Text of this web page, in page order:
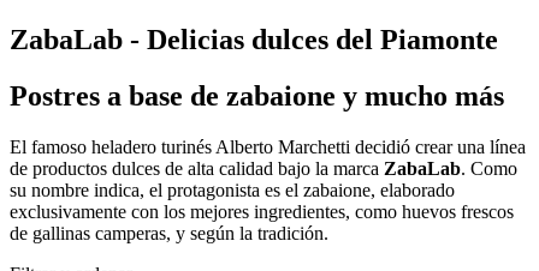
ZabaLab - Delicias dulces del Piamonte
Postres a base de zabaione y mucho más
El famoso heladero turinés Alberto Marchetti decidió crear una línea
de productos dulces de alta calidad bajo la marca ZabaLab. Como
su nombre indica, el protagonista es el zabaione, elaborado
exclusivamente con los mejores ingredientes, como huevos frescos
de gallinas camperas, y según la tradición.